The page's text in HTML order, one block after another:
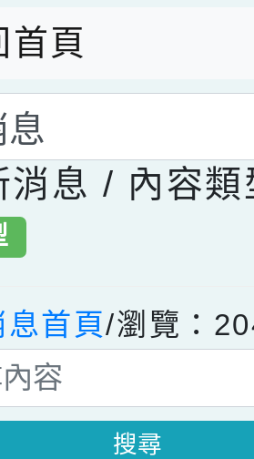
首頁
頁面內容會更
息 / 內容類
息首頁/瀏覽：
搜尋